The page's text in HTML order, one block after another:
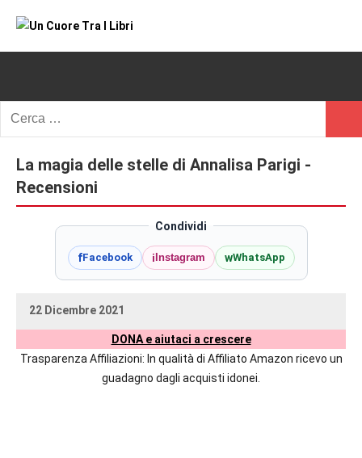
Un
Tra
I
Libri
romance
e
non
solo.
Recensioni,
delle
autrici
La magia delle stelle di Annalisa Parigi -
Recensioni
Condividi
fFacebook i Instagram wWhatsApp
22 Dicembre 2021
DONA e aiutaci a crescere
Trasparenza Affiliazioni: In qualità di Affiliato Amazon ricevo un
guadagno dagli acquisti idonei.